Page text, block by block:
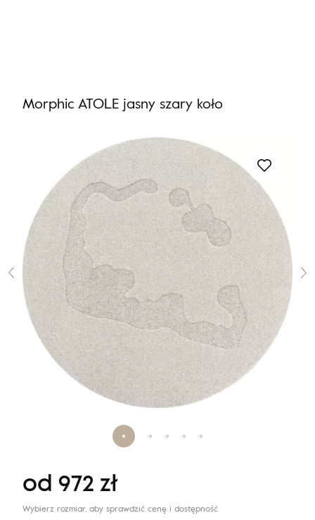
Morphic ATOLE jasny szary koło
od 972 zł
Wybierz rozmiar, aby sprawdzić cenę i dostępność